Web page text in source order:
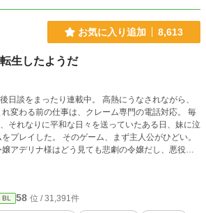
お気に入り追加 8,613
生したようだ
り連載中。 高熱にうなされながら、
変わる前の仕事は、クレーム専門の電話対応。 毎
それなりに平和な日々を送っていたある日、妹に泣
プレイした。 そのゲーム、まず主人公がひどい。
アデリナ様はどう見ても悲劇の令嬢だし、悪役令
る。 「こいつら助けてあげたい……！」 妹と二人
とアデリナ様の弟ランハートとして転生すること
みが叶う時が来た。 俺は必ずやアデリナ様とリ
け出し、元凶どもを駆逐してみせよう……！
BL 58 位 / 31,391件